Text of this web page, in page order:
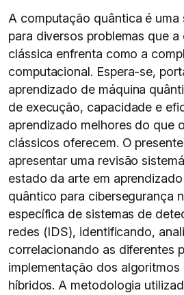
A computação quântica é
para diversos problemas que
clássica enfrenta como a
computacional. Espera-se,
aprendizado de máquina
de execução, capacidade e
aprendizado melhores do que
clássicos oferecem. O
apresentar uma revisão
estado da arte em
quântico para cibersegurança
específica de sistemas de
redes (IDS), identificando,
correlacionando as diferentes
implementação dos
híbridos. A metodologia